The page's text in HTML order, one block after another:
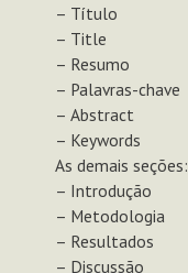
– Título
– Title
– Resumo
– Palavras-chave
– Abstract
– Keywords
As demais seções:
– Introdução
– Metodologia
– Resultados
– Discussão